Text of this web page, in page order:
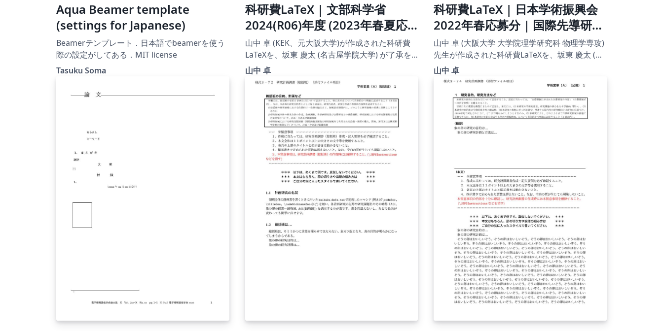
Aqua Beamer template
(settings for Japanese)
Beamerテンプレート．日本語でbeamerを使う
際の設定がしてある．MIT license
Tasuku Soma
科研費LaTeX | 文部科学省
2024(R06)年度 (2023年春夏応
募分) 学術変革領域研究 | 学術
変革領域研究(A) (計画研究) 書き
方マニュアル | 2023.04.21
山中 卓 (KEK、元大阪大学)が作成された科研費
LaTeXを、坂東 慶太 (名古屋学院大学) が了承を
得てテンプレート登録しています。 詳細はこち
ら↓をご確認ください。
u.ac.jp/~taku/kakenhiLaTeX/
山中 卓
科研費LaTeX | 日本学術振興会
2022年春応募分 | 国際先導研究
| S-64 (1) | 2022.03.23
山中 卓 (大阪大学 大学院理学研究科 物理学専攻)
先生が作成された科研費LaTeXを、坂東 慶太 (名
古屋学院大学) が了承を得てテンプレート登録し
ています。 詳細はこちら↓をご確認ください。
u.ac.jp/~taku/kakenhiLaTeX/
山中 卓